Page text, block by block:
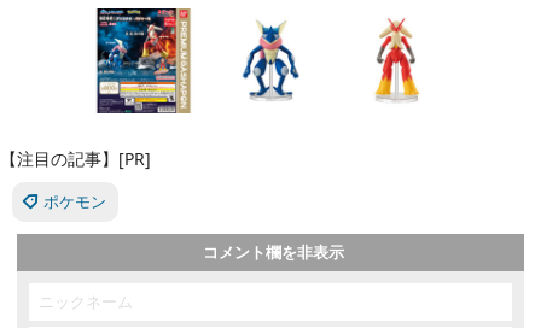
【注目の記事】[PR]
ポケモン
コメント欄を非表示